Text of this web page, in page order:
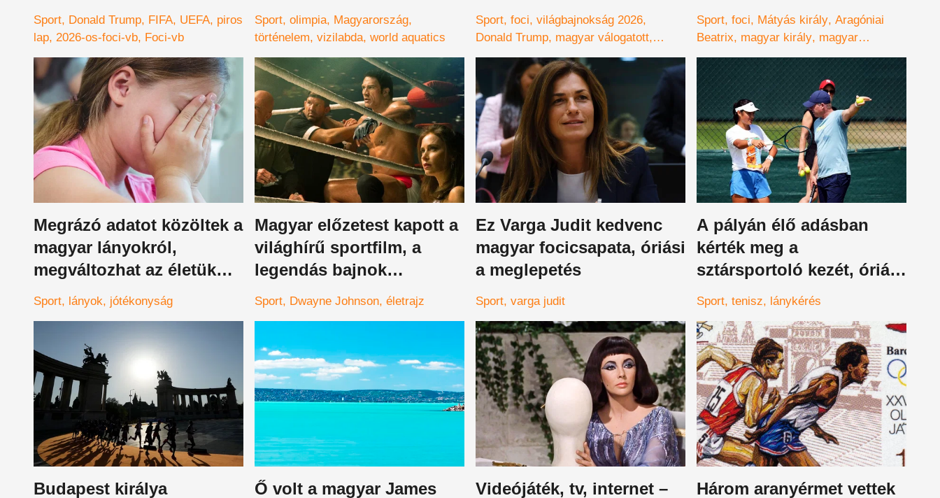
Trump telefonhívása miatt
áll a bál
Sport Donald Trump FIFA UEFA piros
lap 2026-os-foci-vb Foci-vb
hihetetlen sportág
kerülhet be a programba
Sport olimpia Magyarország
történelem vizilabda world aquatics
veszélyben a 2026-os
világbajnokság
Sport foci világbajnokság 2026
Donald Trump magyar válogatott
Egyesült Államok USA amerikai elnök
magyar miniszterelnök
Orbán
Viktor
középkorban is tarolt a
labdarúgás?
Sport foci Mátyás király Aragóniai
Beatrix
magyar király magyar
történelem szent györgy lovagrend
Megrázó adatot közöltek a
magyar lányokról,
megváltozhat az életük
egy új kezdeményezéssel
Sport lányok jótékonyság
Magyar előzetest kapott a
világhírű sportfilm, a
legendás bajnok
felemelkedése és bukása
kerül vászonra
Sport Dwayne Johnson életrajz
Ez Varga Judit kedvenc
magyar focicsapata, óriási
a meglepetés
Sport varga judit
A pályán élő adásban
kérték meg a
sztársportoló kezét, óriási
döbbenet a nézőtéren
Sport tenisz lánykérés
Budapest királya
Ő volt a magyar James
Videójáték, tv, internet –
Három aranyérmet vettek